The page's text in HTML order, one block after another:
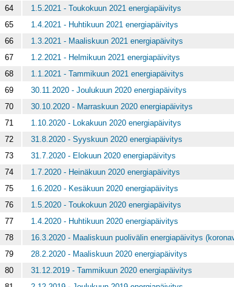
64
1.5.2021 - Toukokuun 2021 energiapäivitys
65
1.4.2021 - Huhtikuun 2021 energiapäivitys
66
1.3.2021 - Maaliskuun 2021 energiapäivitys
67
1.2.2021 - Helmikuun 2021 energiapäivitys
68
1.1.2021 - Tammikuun 2021 energiapäivitys
69
30.11.2020 - Joulukuun 2020 energiapäivitys
70
30.10.2020 - Marraskuun 2020 energiapäivitys
71
1.10.2020 - Lokakuun 2020 energiapäivitys
72
31.8.2020 - Syyskuun 2020 energiapäivitys
73
31.7.2020 - Elokuun 2020 energiapäivitys
74
1.7.2020 - Heinäkuun 2020 energiapäivitys
75
1.6.2020 - Kesäkuun 2020 energiapäivitys
76
1.5.2020 - Toukokuun 2020 energiapäivitys
77
1.4.2020 - Huhtikuun 2020 energiapäivitys
78
16.3.2020 - Maaliskuun puolivälin energiapäivitys
79
28.2.2020 - Maaliskuun 2020 energiapäivitys
80
31.12.2019 - Tammikuun 2020 energiapäivitys